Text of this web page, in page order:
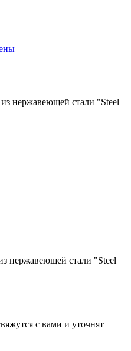
нержавеющей стали "Steel
нержавеющей стали "Steel
с вами и уточнят